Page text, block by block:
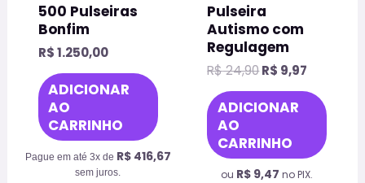
500 Pulseiras
Bonfim
R$1.250,00
ADICIONAR
AO
CARRINHO
Pague em até 3x de R$416,67
sem juros.
Pulseira
Autismo com
Regulagem
R$24,90R$ 9,97
ADICIONAR
AO
CARRINHO
ou R$ 9,47 no PIX.